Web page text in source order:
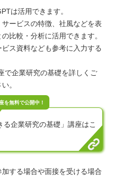
は活用できます。
ービスの特徴、社風などを表
比較・分析に活用できます。
ス資料なども参考に入力する
で企業研究の基礎を詳しくご
。
る企業研究の基礎」講座はこ
する場合や面接を受ける場合